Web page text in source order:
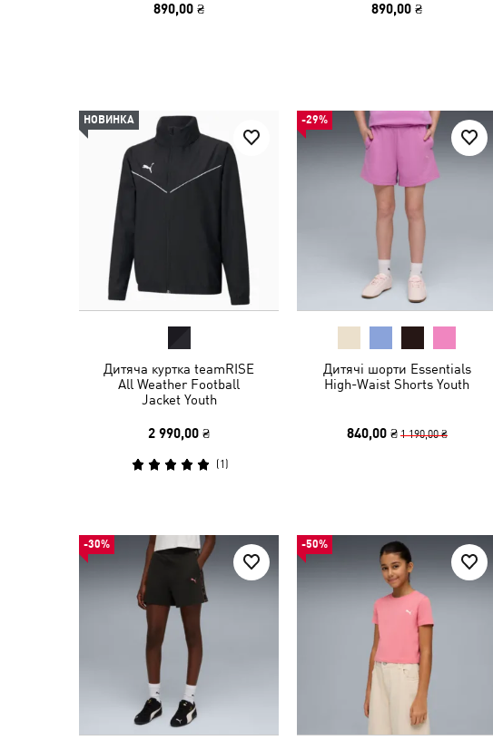
890,00 ₴ 890,00 ₴
НОВИНКА
Дитяча куртка teamRISE
All Weather Football
Jacket Youth
2 990,00 ₴
(1 )
-29%
Дитячі шорти Essentials
High-Waist Shorts Youth
840,00 ₴ 1 190,00 ₴
-30% -50%